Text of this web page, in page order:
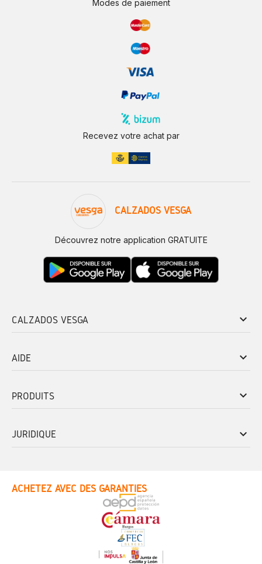
Modes de paiement
Recevez votre achat par
CALZADOS VESGA
Découvrez notre application GRATUITE
CALZADOS VESGA keyboard_arrow_down
AIDE keyboard_arrow_down
PRODUITS keyboard_arrow_down
JURIDIQUE keyboard_arrow_down
ACHETEZ AVEC DES GARANTIES